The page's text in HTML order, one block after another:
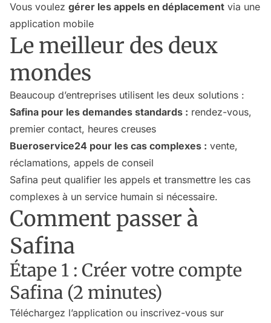
Vous voulez gérer les appels en déplacement via une
application mobile
Le meilleur des deux
mondes
Beaucoup d’entreprises utilisent les deux solutions :
Safina pour les demandes standards : rendez-vous,
premier contact, heures creuses
Bueroservice24 pour les cas complexes : vente,
réclamations, appels de conseil
Safina peut qualifier les appels et transmettre les cas
complexes à un service humain si nécessaire.
Comment passer à
Safina
Étape 1 : Créer votre compte
Safina (2 minutes)
Téléchargez l’application ou inscrivez-vous sur